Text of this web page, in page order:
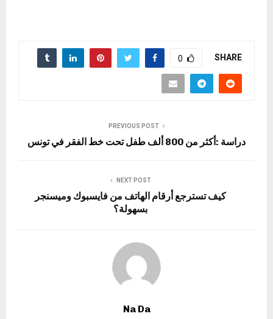
SHARE
0
PREVIOUS POST
دراسة :أكثر من 800 ألف طفل تحت خط الفقر في تونس
NEXT POST
كيف تسترجع أرقام الهاتف من فايسبوك وميسنجر
بسهولة؟
Na Da